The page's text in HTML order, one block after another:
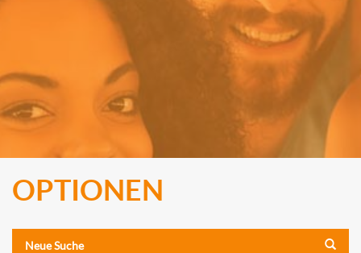
OPTIONEN
Neue Suche